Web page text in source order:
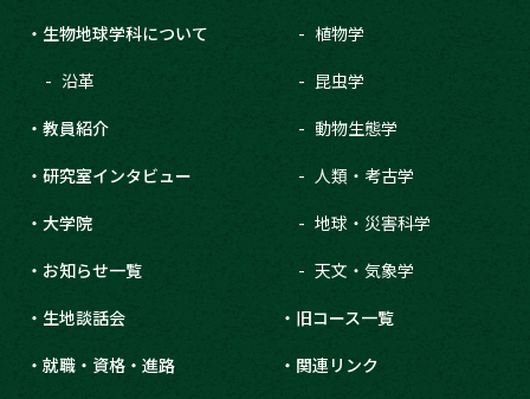
生物地球学科について
沿革
教員紹介
研究室インタビュー
大学院
お知らせ一覧
生地談話会
植物学
昆虫学
動物生態学
人類・考古学
地球・災害科学
天文・気象学
旧コース一覧
就職・資格・進路
関連リンク